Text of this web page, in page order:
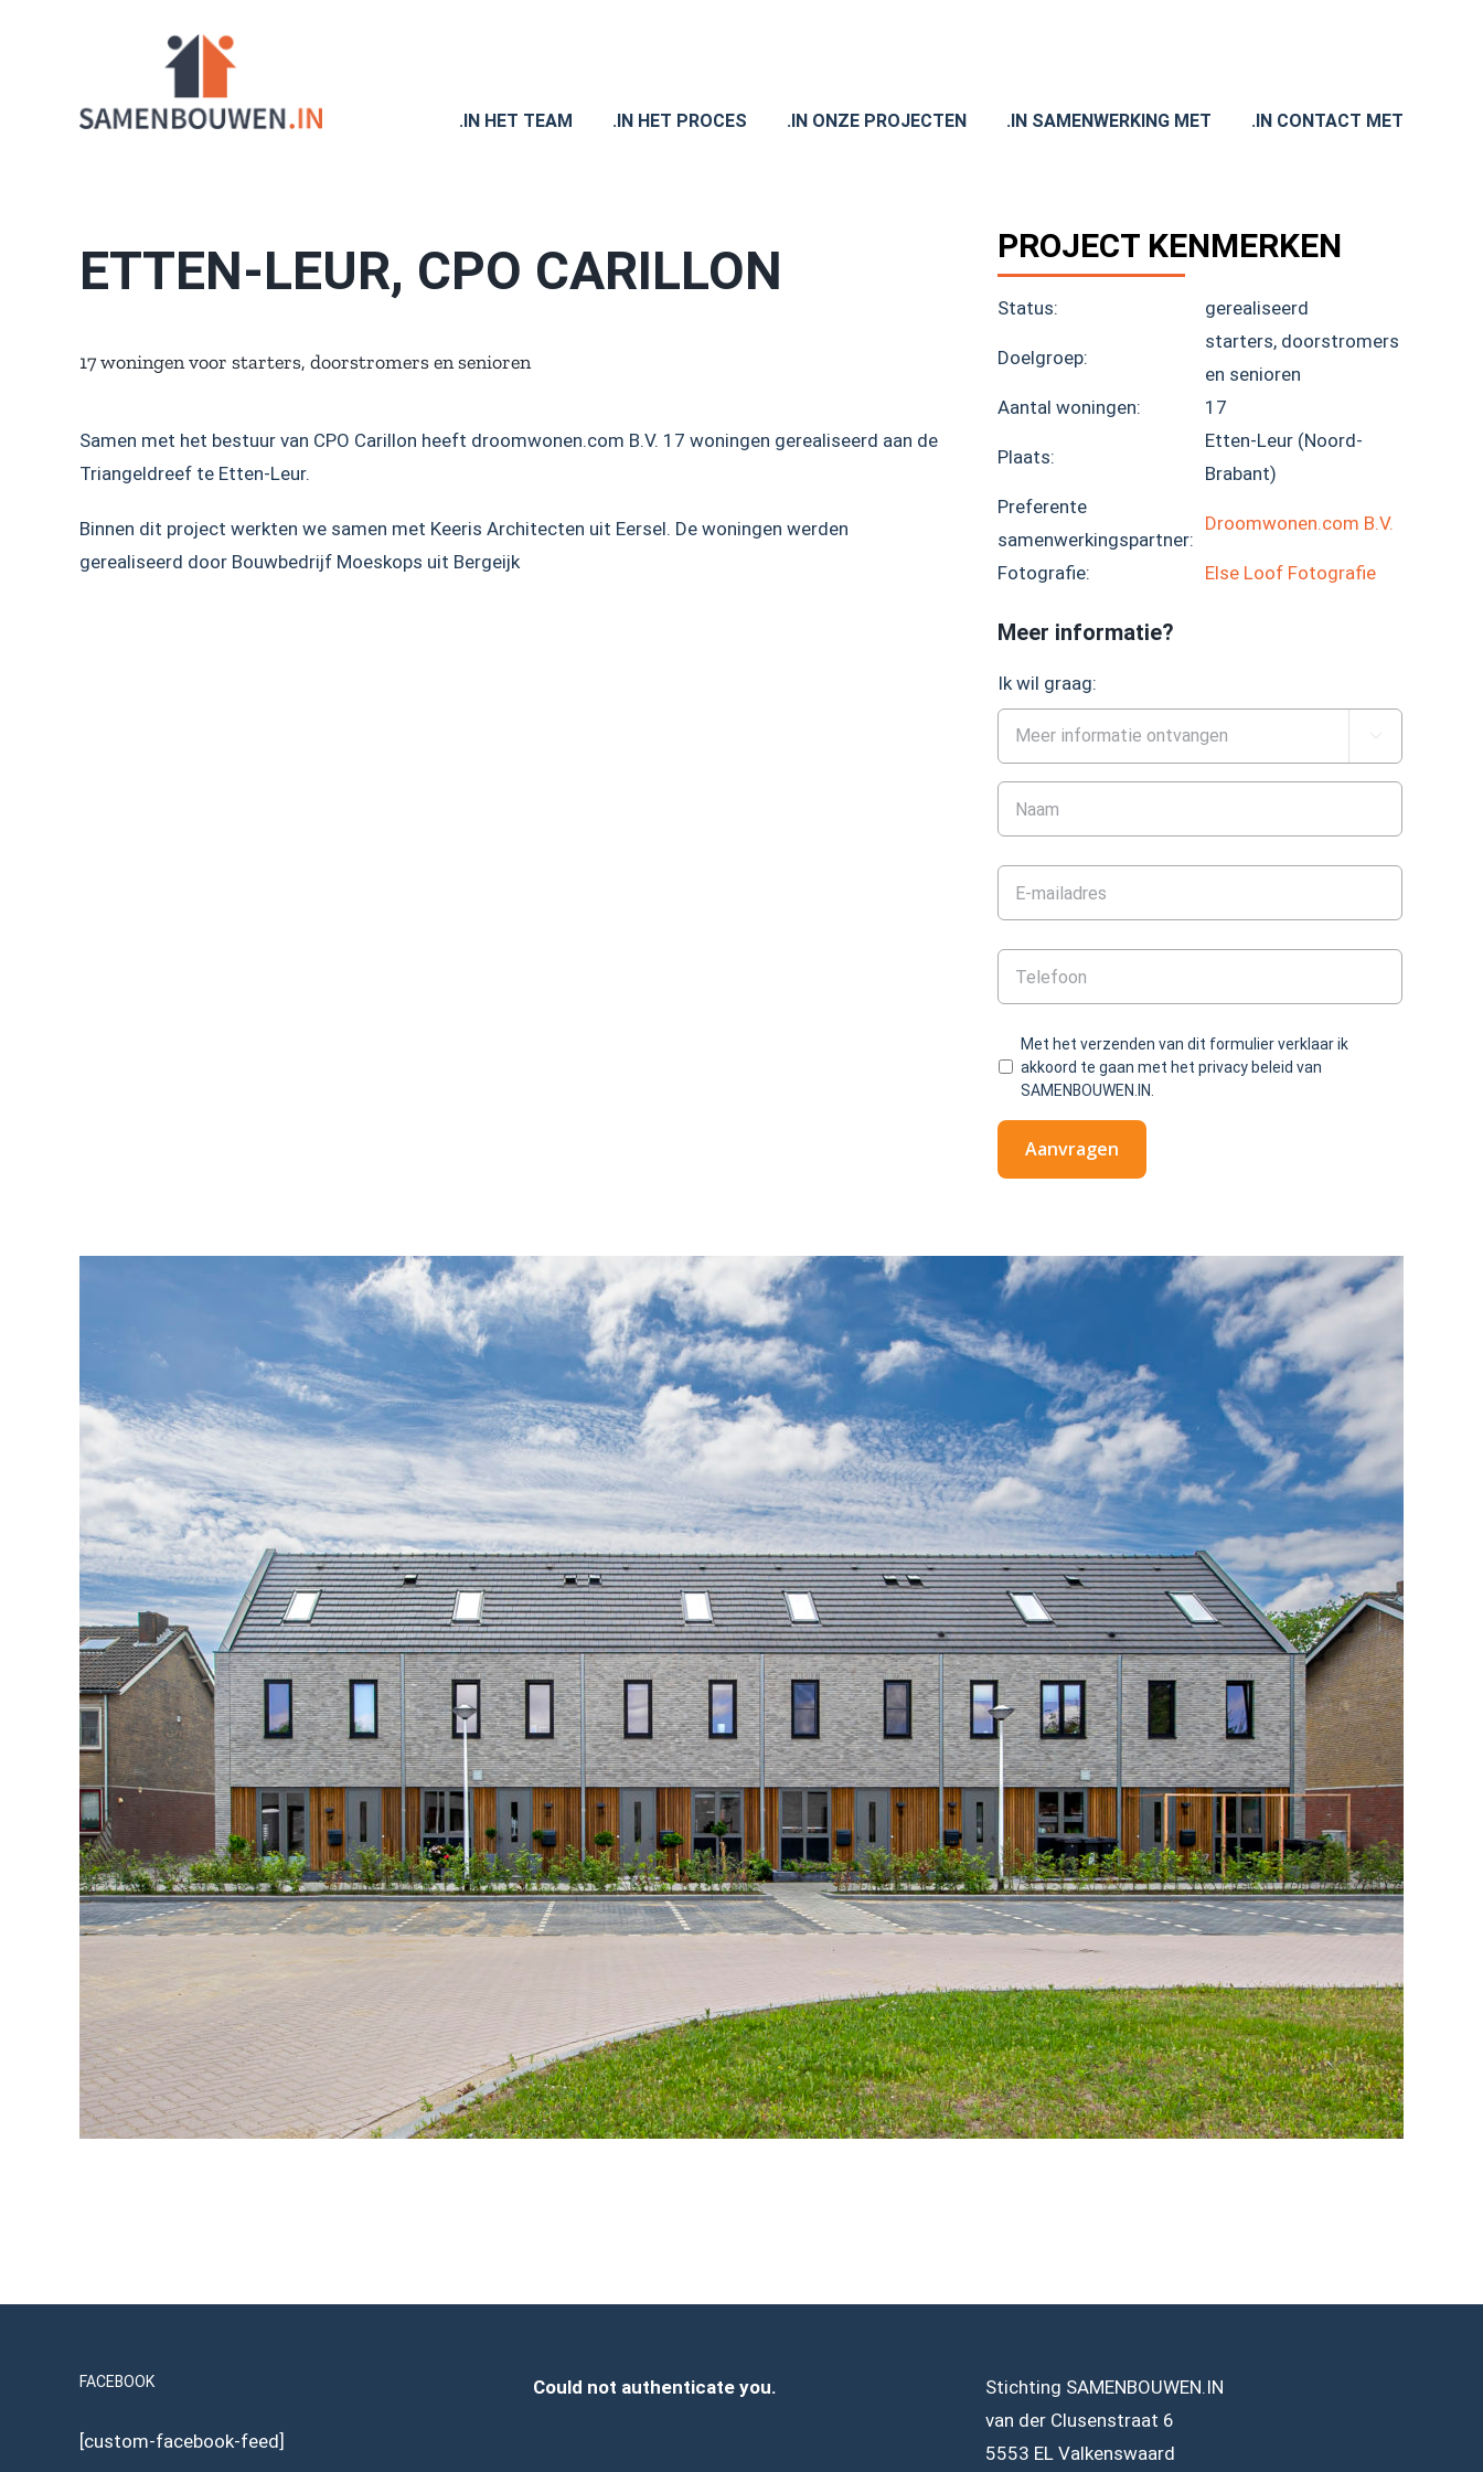
.IN HET TEAM .IN HET PROCES .IN ONZE PROJECTEN .IN SAMENWERKING MET .IN CONTACT MET
ETTEN-LEUR, CPO CARILLON
17 woningen voor starters, doorstromers en senioren
Samen met het bestuur van CPO Carillon heeft droomwonen.com B.V. 17 woningen gerealiseerd aan de
Triangeldreef te Etten-Leur.
Binnen dit project werkten we samen met Keeris Architecten uit Eersel. De woningen werden
gerealiseerd door Bouwbedrijf Moeskops uit Bergeijk
PROJECT KENMERKEN
Status: gerealiseerd
Doelgroep:
starters, doorstromers
en senioren
Aantal woningen:
17
Plaats:
Etten-Leur (Noord-
Brabant)
Preferente
samenwerkingspartner:
Droomwonen.com B.V.
Fotografie: Else Loof Fotografie
Meer informatie?
Ik wil graag:

Met het verzenden van dit formulier verklaar ik
akkoord te gaan met het privacy beleid van
SAMENBOUWEN.IN.
FACEBOOK
[custom-facebook-feed]
Could not authenticate you.
Stichting SAMENBOUWEN.IN
van der Clusenstraat 6
5553 EL Valkenswaard